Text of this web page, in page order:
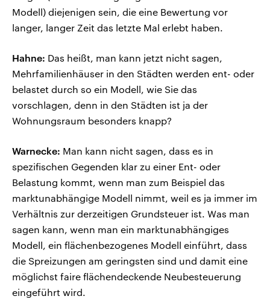
Modell) diejenigen sein, die eine Bewertung vor
langer, langer Zeit das letzte Mal erlebt haben.
Hahne: Das heißt, man kann jetzt nicht sagen,
Mehrfamilienhäuser in den Städten werden ent- oder
belastet durch so ein Modell, wie Sie das
vorschlagen, denn in den Städten ist ja der
Wohnungsraum besonders knapp?
Warnecke: Man kann nicht sagen, dass es in
spezifischen Gegenden klar zu einer Ent- oder
Belastung kommt, wenn man zum Beispiel das
marktunabhängige Modell nimmt, weil es ja immer im
Verhältnis zur derzeitigen Grundsteuer ist. Was man
sagen kann, wenn man ein marktunabhängiges
Modell, ein flächenbezogenes Modell einführt, dass
die Spreizungen am geringsten sind und damit eine
möglichst faire flächendeckende Neubesteuerung
eingeführt wird.